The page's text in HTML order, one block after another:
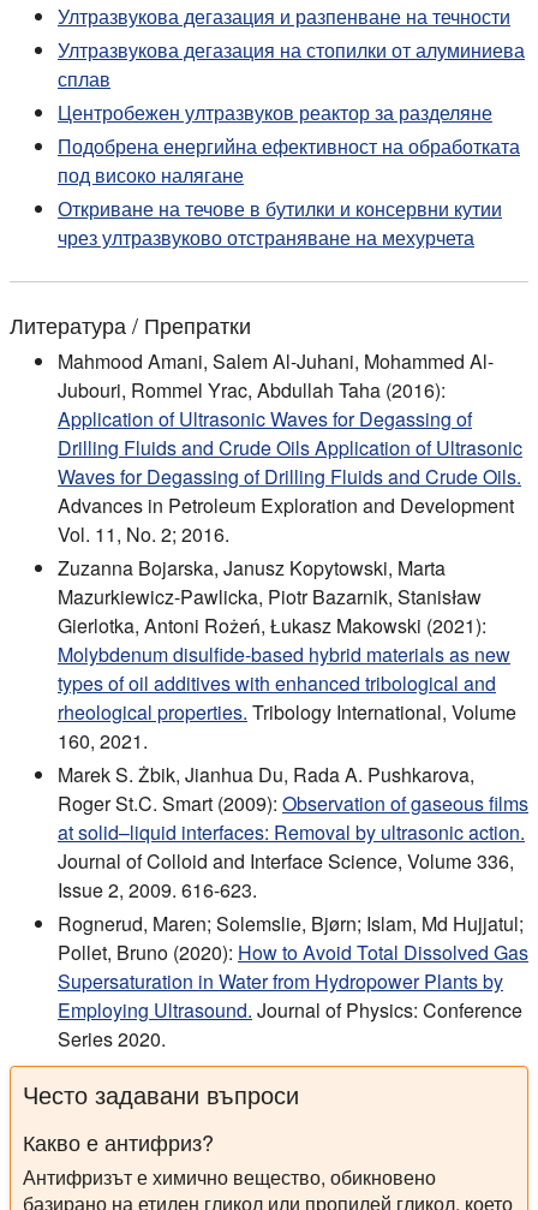
Ултразвукова дегазация и разпенване на течности
Ултразвукова дегазация на стопилки от алуминиева
сплав
Центробежен ултразвуков реактор за разделяне
Подобрена енергийна ефективност на обработката
под високо налягане
Откриване на течове в бутилки и консервни кутии
чрез ултразвуково отстраняване на мехурчета
Литература / Препратки
Mahmood Amani, Salem Al-Juhani, Mohammed Al-
Jubouri, Rommel Yrac, Abdullah Taha (2016):
Application of Ultrasonic Waves for Degassing of
Drilling Fluids and Crude Oils Application of Ultrasonic
Waves for Degassing of Drilling Fluids and Crude Oils.
Advances in Petroleum Exploration and Development
Vol. 11, No. 2; 2016.
Zuzanna Bojarska, Janusz Kopytowski, Marta
Mazurkiewicz-Pawlicka, Piotr Bazarnik, Stanisław
Gierlotka, Antoni Rożeń, Łukasz Makowski (2021):
Molybdenum disulfide-based hybrid materials as new
types of oil additives with enhanced tribological and
rheological properties. Tribology International, Volume
160, 2021.
Marek S. Żbik, Jianhua Du, Rada A. Pushkarova,
Roger St.C. Smart (2009): Observation of gaseous films
at solid–liquid interfaces: Removal by ultrasonic action.
Journal of Colloid and Interface Science, Volume 336,
Issue 2, 2009. 616-623.
Rognerud, Maren; Solemslie, Bjørn; Islam, Md Hujjatul;
Pollet, Bruno (2020): How to Avoid Total Dissolved Gas
Supersaturation in Water from Hydropower Plants by
Employing Ultrasound. Journal of Physics: Conference
Series 2020.
Често задавани въпроси
Какво е антифриз?
Антифризът е химично вещество, обикновено
базирано на етилен гликол или пропилей гликол, което